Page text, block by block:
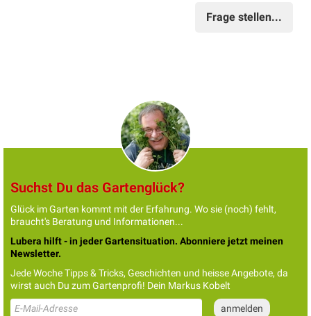
Frage stellen...
Suchst Du das Gartenglück?
Glück im Garten kommt mit der Erfahrung. Wo sie (noch) fehlt,
braucht's Beratung und Informationen...
Lubera hilft - in jeder Gartensituation. Abonniere jetzt meinen
Newsletter.
Jede Woche Tipps & Tricks, Geschichten und heisse Angebote, da
wirst auch Du zum Gartenprofi! Dein Markus Kobelt